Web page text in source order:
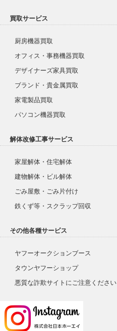
買取サービス
厨房機器買取
オフィス・事務機器買取
デザイナーズ家具買取
ブランド・貴金属買取
家電製品買取
パソコン機器買取
解体改修工事サービス
家屋解体・住宅解体
建物解体・ビル解体
ごみ屋敷・ごみ片付け
鉄くず等・スクラップ回収
その他各種サービス
ヤフーオークションブース
タウンヤフーショップ
悪質な詐欺サイトにご注意ください